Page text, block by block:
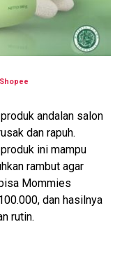
andalan salon
dan rapuh.
ini mampu
rambut agar
Mommies
dan hasilnya
rutin.